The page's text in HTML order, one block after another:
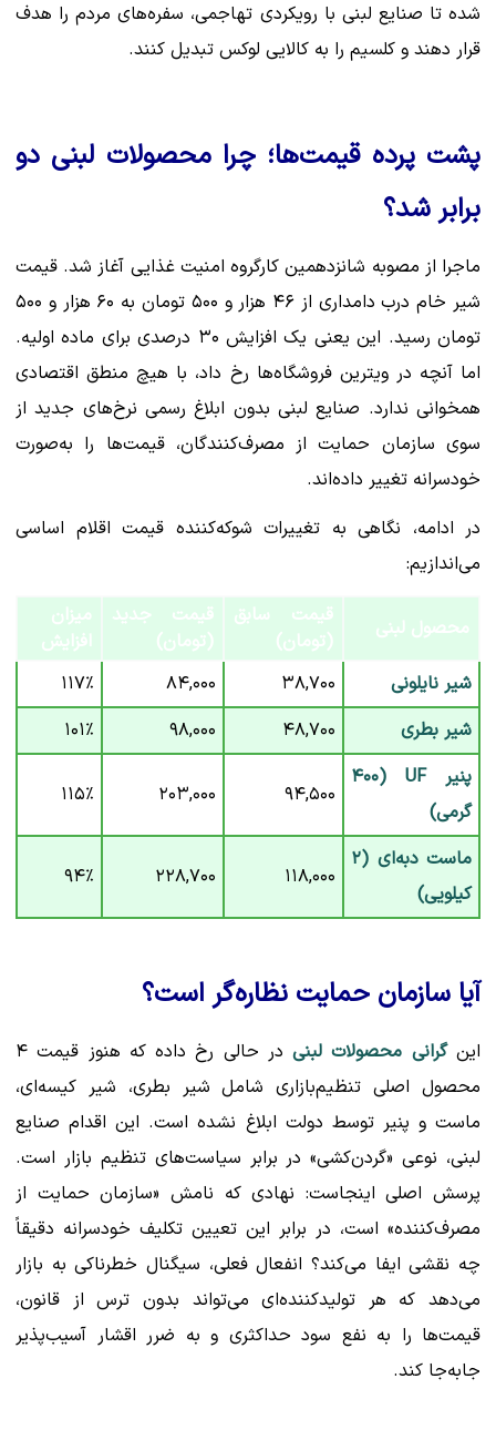
شده تا صنایع لبنی با رویکردی تهاجمی، سفره‌های مردم را هدف
قرار دهند و کلسیم را به کالایی لوکس تبدیل کنند.
پشت پرده قیمت‌ها؛ چرا محصولات لبنی دو
برابر شد؟
ماجرا از مصوبه شانزدهمین کارگروه امنیت غذایی آغاز شد. قیمت
شیر خام درب دامداری از ۴۶ هزار و ۵۰۰ تومان به ۶۰ هزار و ۵۰۰
تومان رسید. این یعنی یک افزایش ۳۰ درصدی برای ماده اولیه.
اما آنچه در ویترین فروشگاه‌ها رخ داد، با هیچ منطق اقتصادی
همخوانی ندارد. صنایع لبنی بدون ابلاغ رسمی نرخ‌های جدید از
سوی سازمان حمایت از مصرف‌کنندگان، قیمت‌ها را به‌صورت
خودسرانه تغییر داده‌اند.
در ادامه، نگاهی به تغییرات شوکه‌کننده قیمت اقلام اساسی
می‌اندازیم:
محصول لبنی
قیمت سابق
(تومان)
قیمت جدید
(تومان)
میزان
افزایش
شیر نایلونی
۳۸,۷۰۰ ۸۴,۰۰۰
۱۱۷٪
شیر بطری
۴۸,۷۰۰ ۹۸,۰۰۰
۱۰۱٪
پنیر UF (۴۰۰
گرمی)
۹۴,۵۰۰ ۲۰۳,۰۰۰ ۱۱۵٪
ماست دبه‌ای (۲
کیلویی)
۱۱۸,۰۰۰ ۲۲۸,۷۰۰ ۹۴٪
آیا سازمان حمایت نظاره‌گر است؟
اینگرانی محصولات لبنی
در حالی رخ داده که هنوز قیمت ۴
محصول اصلی تنظیم‌بازاری شامل شیر بطری، شیر کیسه‌ای،
ماست و پنیر توسط دولت ابلاغ نشده است. این اقدام صنایع
لبنی، نوعی «گردن‌کشی» در برابر سیاست‌های تنظیم بازار است.
پرسش اصلی اینجاست: نهادی که نامش «سازمان حمایت از
مصرف‌کننده» است، در برابر این تعیین تکلیف خودسرانه دقیقاً
چه نقشی ایفا می‌کند؟ انفعال فعلی، سیگنال خطرناکی به بازار
می‌دهد که هر تولیدکننده‌ای می‌تواند بدون ترس از قانون،
قیمت‌ها را به نفع سود حداکثری و به ضرر اقشار آسیب‌پذیر
جابه‌جا کند.